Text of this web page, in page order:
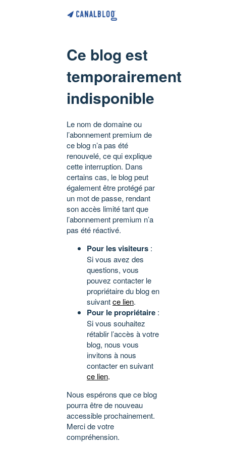
Ce blog est
temporairement
indisponible
Le nom de domaine ou
l’abonnement premium de
ce blog n’a pas été
renouvelé, ce qui explique
cette interruption. Dans
certains cas, le blog peut
également être protégé par
un mot de passe, rendant
son accès limité tant que
l’abonnement premium n’a
pas été réactivé.
Pour les visiteurs :
Si vous avez des
questions, vous
pouvez contacter le
propriétaire du blog en
suivantce lien.
Pour le propriétaire :
Si vous souhaitez
rétablir l’accès à votre
blog, nous vous
invitons à nous
contacter en suivant
ce lien.
Nous espérons que ce blog
pourra être de nouveau
accessible prochainement.
Merci de votre
compréhension.